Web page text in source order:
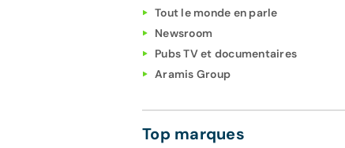
Tout le monde en parle
Newsroom
Pubs TV et documentaires
Aramis Group
Top marques